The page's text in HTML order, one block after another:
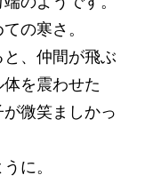
の寒さ。
、仲間が飛ぶ
を震わせた
微笑ましかっ
に。